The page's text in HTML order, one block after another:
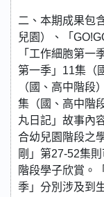
二、本期成果包
兒園）、「
「工作細胞第一
第一季」11集（
（國、高中階段
集（國、高中階
丸日記」故事內
合幼兒園階段之
剛」第27-52集
階段學子欣賞。
季」分別涉及到